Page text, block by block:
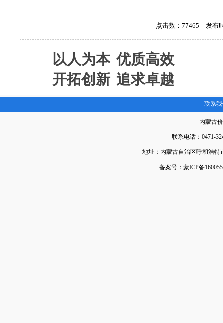
点击数：77465 发布
以人为本 优质高效
开拓创新 追求卓越
联系
内蒙古
联系电话：0471-
地址：内蒙古自治区呼和浩特
备案号： 蒙ICP备